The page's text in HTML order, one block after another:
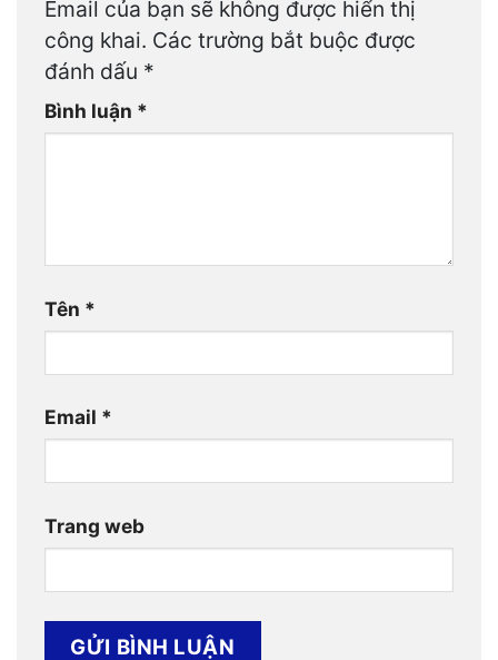
Email của bạn sẽ không được hiển thị
công khai. Các trường bắt buộc được
đánh dấu *
Bình luận *
Tên *
Email *
Trang web